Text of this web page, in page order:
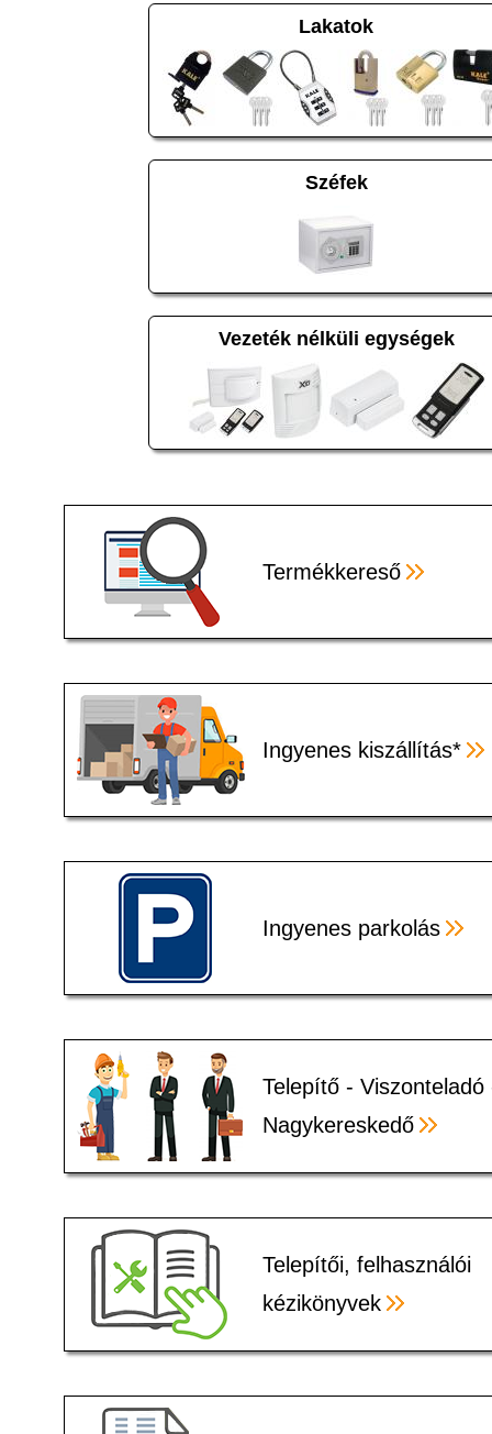
Lakatok
Széfek
Vezeték nélküli egységek
Termékkereső
Ingyenes kiszállítás*
Ingyenes parkolás
Telepítő - Viszonteladó
Nagykereskedő
Telepítői, felhasználói
kézikönyvek